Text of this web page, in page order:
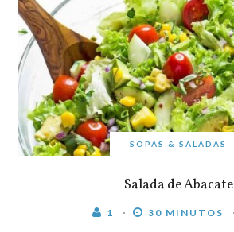
SOPAS & SALADAS
Salada de Abacate
1 30 MINUTOS